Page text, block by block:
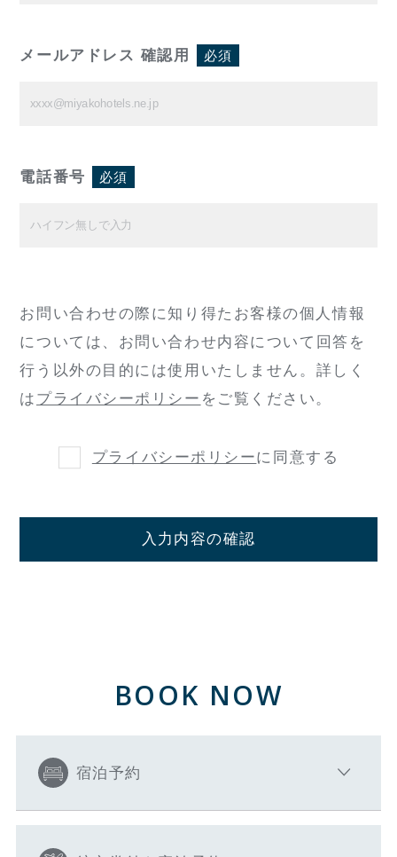
メールアドレス 確認用 必須
電話番号 必須
お問い合わせの際に知り得たお客様の個人情報
については、 お問い合わせ内容について回答を
行う以外の目的には使用いたしません。 詳しく
は プライバシーポリシー をご覧ください。
プライバシーポリシーに同意する
入力内容の確認
BOOK NOW
宿泊予約